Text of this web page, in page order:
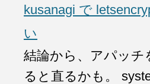
kusanagi で
い
結論から、アパッチ
ると直るかも。